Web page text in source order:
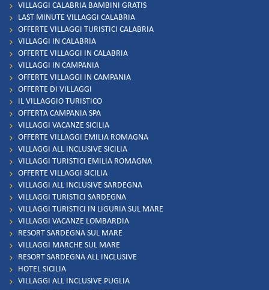
VILLAGGI CALABRIA BAMBINI GRATIS
LAST MINUTE VILLAGGI CALABRIA
OFFERTE VILLAGGI TURISTICI CALABRIA
VILLAGGI IN CALABRIA
OFFERTE VILLAGGI IN CALABRIA
VILLAGGI IN CAMPANIA
OFFERTE VILLAGGI IN CAMPANIA
OFFERTE DI VILLAGGI
IL VILLAGGIO TURISTICO
OFFERTA CAMPANIA SPA
VILLAGGI VACANZE SICILIA
OFFERTE VILLAGGI EMILIA ROMAGNA
VILLAGGI ALL INCLUSIVE SICILIA
VILLAGGI TURISTICI EMILIA ROMAGNA
OFFERTE VILLAGGI SICILIA
VILLAGGI ALL INCLUSIVE SARDEGNA
VILLAGGI TURISTICI SARDEGNA
VILLAGGI TURISTICI IN LIGURIA SUL MARE
VILLAGGI VACANZE LOMBARDIA
RESORT SARDEGNA SUL MARE
VILLAGGI MARCHE SUL MARE
RESORT SARDEGNA ALL INCLUSIVE
HOTEL SICILIA
VILLAGGI ALL INCLUSIVE PUGLIA